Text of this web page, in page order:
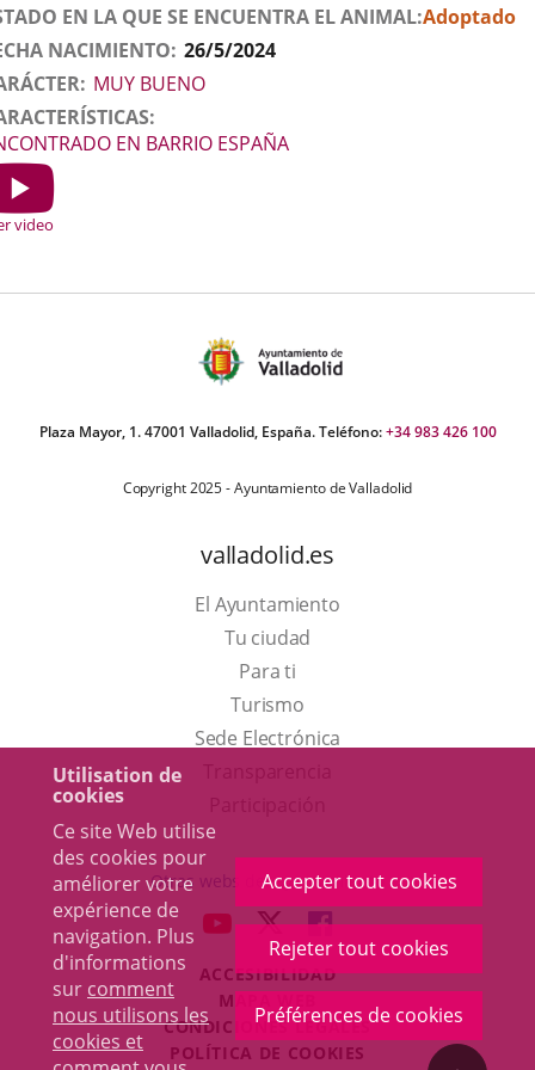
Utilisation de
cookies
Ce site Web utilise
des cookies pour
améliorer votre
expérience de
navigation. Plus
d'informations
sur comment
nous utilisons les
cookies et
Accepter tout cookies
Rejeter tout cookies
Préférences de cookies
EN LA QUE SE ENCUENTRA EL ANIMAL Adoptado
NACIMIENTO 26/5/2024
MUY BUENO
EN BARRIO ESPAÑA
video
Plaza Mayor, 1. 47001 Valladolid, España. Teléfono:+34 983 426 100
Copyright 2025 - Ayuntamiento de Valladolid
valladolid.es
El Ayuntamiento
Tu ciudad
Para ti
TurismoEste
enlace
una
ventana
nueva.
Sede Electrónica
externa.
Otras webs del ayuntamiento
ENLACE
UNA
APLICACIÓN
EXTERNA.
ENLACE
A
UNA
APLICACIÓN
EXTERNA.
ENLACE
A
UNA
APLICACIÓN
EXTERNA.
ACCESIBILIDAD
MAPA WEB
CONDICIONES LEGALES
POLÍTICA DE COOKIES